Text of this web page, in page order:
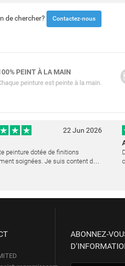
de chercher? Contactez-nous
PEINT À LA MAIN
peinture est peinte à la main.
22 Jun 2026
peinture dotée de finitions
soignées. Je suis content de
ABONNEZ-